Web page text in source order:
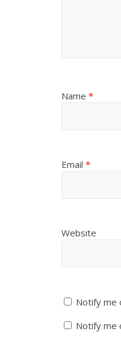
Name *
Email *
Website
Notify me
Notify me